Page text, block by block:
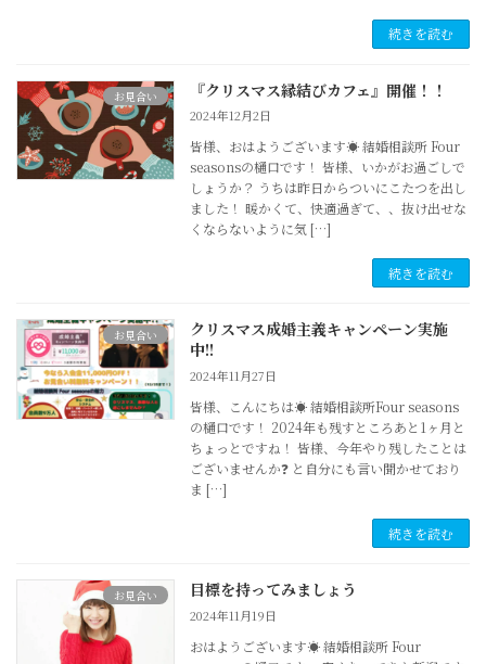
続きを読む
お見合い 『クリスマス縁結びカフェ』開催！！
2024年12月2日
皆様、おはようございます☀ 結婚相談所 Four
seasonsの樋口です！ 皆様、いかがお過ごしで
しょうか？ うちは昨日からついにこたつを出し
ました！ 暖かくて、快適過ぎて、、抜け出せな
くならないように気 […]
続きを読む
お見合い
クリスマス成婚主義キャンペーン実施
中!!
2024年11月27日
皆様、こんにちは☀ 結婚相談所Four seasons
の樋口です！ 2024年も残すところあと1ヶ月と
ちょっとですね！ 皆様、今年やり残したことは
ございませんか❓ と自分にも言い聞かせており
ま […]
続きを読む
お見合い 目標を持ってみましょう
2024年11月19日
おはようございます☀ 結婚相談所 Four